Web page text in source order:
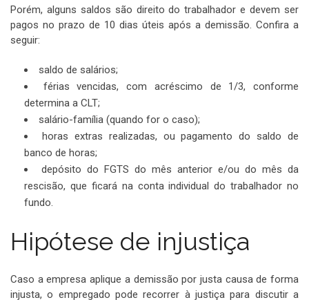
Porém, alguns saldos são direito do trabalhador e devem ser
pagos no prazo de 10 dias úteis após a demissão. Confira a
seguir:
saldo de salários;
férias vencidas, com acréscimo de 1/3, conforme
determina a CLT;
salário-família (quando for o caso);
horas extras realizadas, ou pagamento do saldo de
banco de horas;
depósito do FGTS do mês anterior e/ou do mês da
rescisão, que ficará na conta individual do trabalhador no
fundo.
Hipótese de injustiça
Caso a empresa aplique a demissão por justa causa de forma
injusta, o empregado pode recorrer à justiça para discutir a